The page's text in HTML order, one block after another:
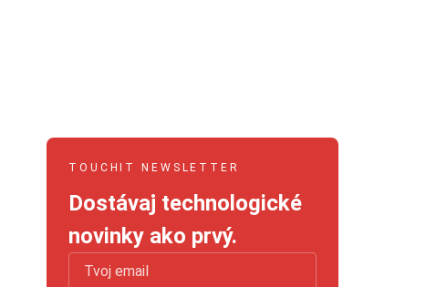
TOUCHIT NEWSLETTER
Dostávaj technologické
novinky ako prvý.